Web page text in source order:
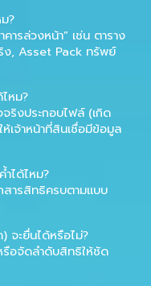
?
รล่วงหน้า” เช่น ตาราง
ง, Asset Pack ทรัพย์
หม?
ริงประกอบไฟล์ (เกิด
เจ้าหน้าที่สินเชื่อมีข้อมูล
ได้ไหม?
สารสิทธิครบตามแบบ
จะยื่นได้หรือไม่?
อจัดลำดับสิทธิให้ชัด